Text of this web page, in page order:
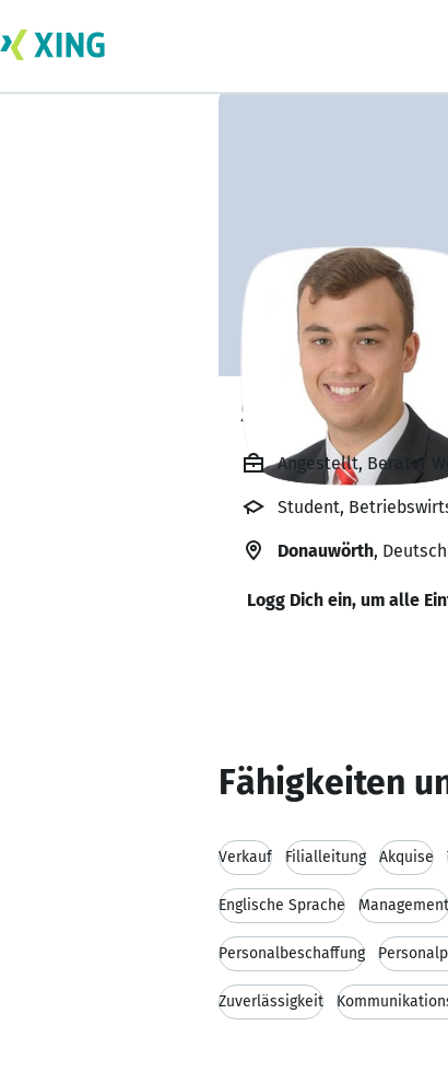
Sebastian
Angestellt, Berater
Student,
Donauwörth,
Logg Dich ein, um alle
Fähigkeiten
Verkauf Filialleitung Akquise
Englische Sprache Management
Personalbeschaffung
Zuverlässigkeit